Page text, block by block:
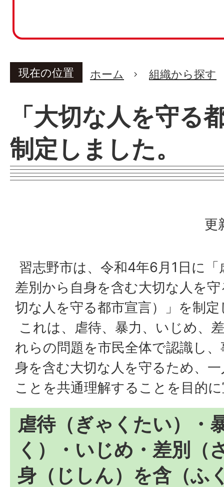
現在の位置 ホーム 組織から探す
「大切な人を守る
制定しました。
更
習志野市は、令和4年6月1日に
差別から自身を含む大切な人を
切な人を守る都市宣言）」を制
これは、虐待、暴力、いじめ、
れらの問題を市民全体で認識し
身を含む大切な人を守るため、
ことを共通理解することを目的
虐待（ぎゃくたい）・
く）・いじめ・差別（
身（じしん）を含（ふ